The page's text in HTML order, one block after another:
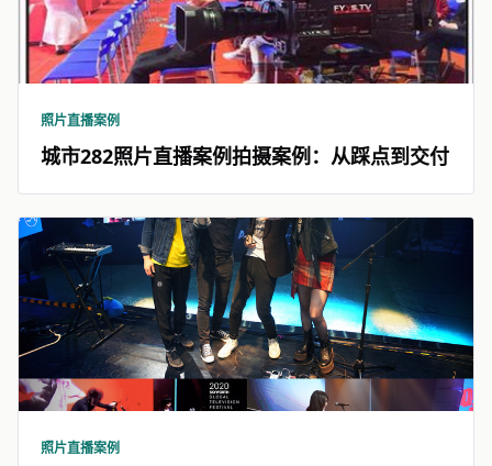
照片直播案例
城市282照片直播案例拍摄案例：从踩点到交付
照片直播案例